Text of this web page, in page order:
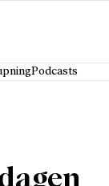
Podcasts